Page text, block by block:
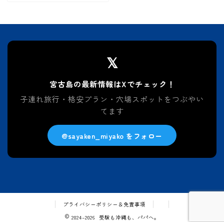
𝕏
宮古島の最新情報はXでチェック！
子連れ旅行・格安プラン・穴場スポットをつぶやい
てます
@sayaken_miyako をフォロー
プライバシーポリシー＆免責事項
2024–2026 受験も沖縄も、パパへ。